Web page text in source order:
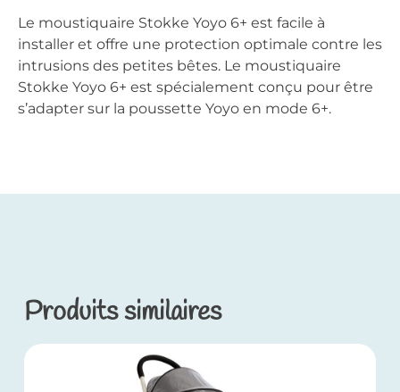
Le moustiquaire Stokke Yoyo 6+ est facile à
installer et offre une protection optimale contre les
intrusions des petites bêtes. Le moustiquaire
Stokke Yoyo 6+ est spécialement conçu pour être
s’adapter sur la poussette Yoyo en mode 6+.
Produits similaires